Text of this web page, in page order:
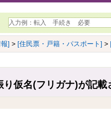
] > [住民票・戸籍・パスポート] >
り仮名(フリガナ)が記載